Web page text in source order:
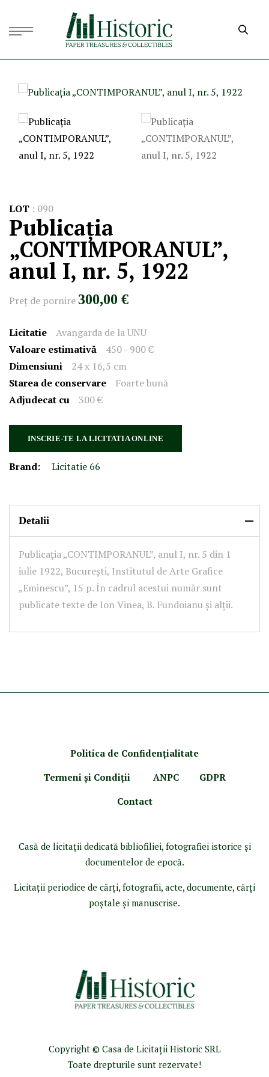
LOT : 090
Publicația
„CONTIMPORANUL”,
anul I, nr. 5, 1922
Preţ de pornire 300,00 €
Licitatie
Avangarda de la UNU
Valoare estimativă
450 - 900 €
Dimensiuni
24 x 16,5 cm
Starea de conservare
Foarte bună
Adjudecat cu
300 €
INSCRIE-TE LA LICITATIA ONLINE
Brand: Licitatie 66
Detalii
Publicația „CONTIMPORANUL”, anul I, nr. 5 din 1
iulie 1922, București, Institutul de Arte Grafice
„Eminescu”, 15 p. În cadrul acestui număr sunt
publicate texte de Ion Vinea, B. Fundoianu și alții.
Politica de Confidenţialitate
Termeni şi Condiţii
ANPC
GDPR
Contact
Casă de licitaţii dedicată bibliofiliei, fotografiei istorice şi
documentelor de epocă.
Licitaţii periodice de cărţi, fotografii, acte, documente, cărţi
poştale şi manuscrise.
Copyright © Casa de Licitaţii Historic SRL
Toate drepturile sunt rezervate!